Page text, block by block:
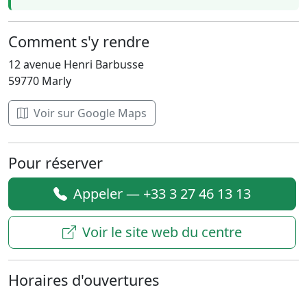
Comment s'y rendre
12 avenue Henri Barbusse
59770 Marly
Voir sur Google Maps
Pour réserver
Appeler — +33 3 27 46 13 13
Voir le site web du centre
Horaires d'ouvertures